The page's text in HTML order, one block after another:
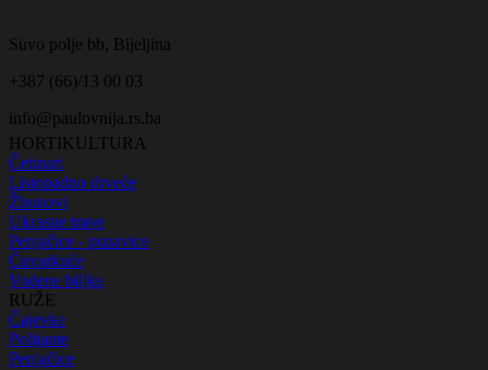
Suvo polje bb, Bijeljina
+387 (66)/13 00 03
info@paulovnija.rs.ba
HORTIKULTURA
Četinari
Listopadno drveće
Žbunovi
Ukrasne trave
Penjačice - puzavice
Čuvarkuće
Vodene biljke
RUŽE
Čajevke
Polijante
Penjačice